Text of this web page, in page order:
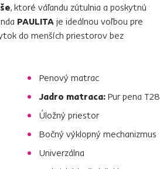
, ktoré váľandu zútulnia a poskytnú
PAULITA je ideálnou voľbou pre
do menších priestorov bez
Penový matrac
Jadro matraca: Pur pena T28
Úložný priestor
Bočný výklopný mechanizmus
Univerzálna